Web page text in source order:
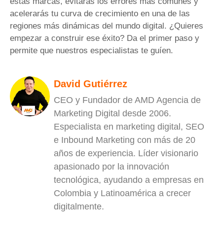
acelerarás tu curva de crecimiento en una de las
regiones más dinámicas del mundo digital. ¿Quieres
empezar a construir ese éxito? Da el primer paso y
permite que nuestros especialistas te guíen.
David Gutiérrez
CEO y Fundador de AMD Agencia de
Marketing Digital desde 2006.
Especialista en marketing digital, SEO
e Inbound Marketing con más de 20
años de experiencia. Líder visionario
apasionado por la innovación
tecnológica, ayudando a empresas en
Colombia y Latinoamérica a crecer
digitalmente.